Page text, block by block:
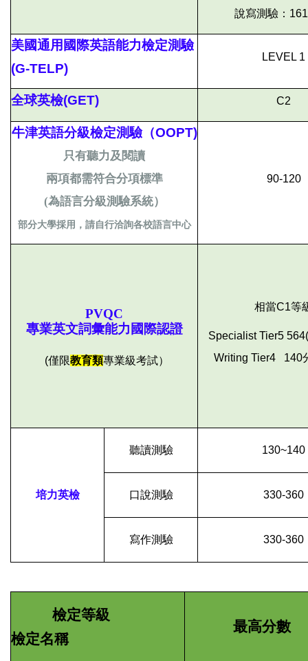
說寫測驗：
美國通用國際英語能力檢定測驗
(G-TELP)
LEVEL 1
全球英檢(GET) C2
牛津英語分級檢定測驗（OOPT)
只有聽力及閱讀
兩項都需符合分項標準
(為語言分級測驗系統）
部分大學採用，請自行洽詢各校語言中心
90-120
PVQC
專業英文詞彙能力國際認證
(僅限教育類專業級考試）
相當C1等
Specialist Tier5
Writing Tier4 140
培力英檢
聽讀測驗 130~140
口說測驗 330-360
寫作測驗 330-360
檢定等級
檢定名稱
最高分數